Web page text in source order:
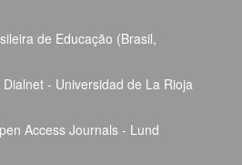
de Educação (Brasil,
- Universidad de La Rioja
Access Journals - Lund